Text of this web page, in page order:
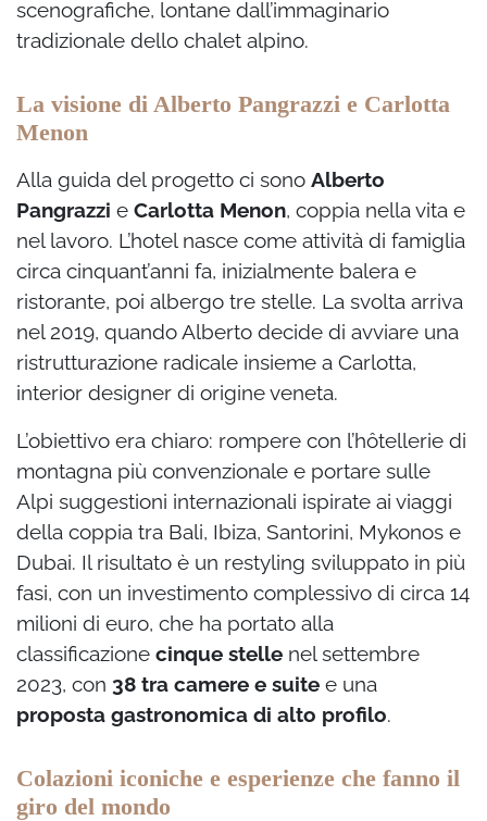
scenografiche, lontane dall’immaginario
tradizionale dello chalet alpino.
La visione di Alberto Pangrazzi e Carlotta
Menon
Alla guida del progetto ci sono Alberto
Pangrazzi e Carlotta Menon, coppia nella vita e
nel lavoro. L’hotel nasce come attività di famiglia
circa cinquant’anni fa, inizialmente balera e
ristorante, poi albergo tre stelle. La svolta arriva
nel 2019, quando Alberto decide di avviare una
ristrutturazione radicale insieme a Carlotta,
interior designer di origine veneta.
L’obiettivo era chiaro: rompere con l’hôtellerie di
montagna più convenzionale e portare sulle
Alpi suggestioni internazionali ispirate ai viaggi
della coppia tra Bali, Ibiza, Santorini, Mykonos e
Dubai. Il risultato è un restyling sviluppato in più
fasi, con un investimento complessivo di circa 14
milioni di euro, che ha portato alla
classificazione cinque stelle nel settembre
2023, con 38 tra camere e suite e una
proposta gastronomica di alto profilo.
Colazioni iconiche e esperienze che fanno il
giro del mondo